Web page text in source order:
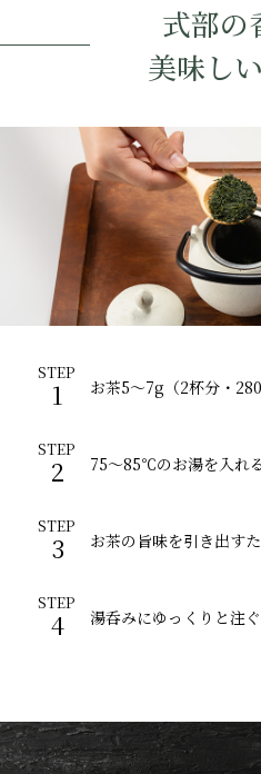
式部の
美味し
STEP
1 お茶5～7g（2杯分・
STEP
2 75～85℃のお湯を入れる
STEP
3 お茶の旨味を引き出す
STEP
4 湯呑みにゆっくりと注ぐ